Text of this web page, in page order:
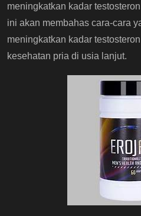
meningkatkan kadar
ini akan membahas cara-cara
meningkatkan kadar
kesehatan pria di usia lanjut.